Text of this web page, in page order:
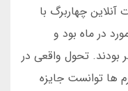
چهاربرگ با
فقط چند مورد در ماه بود و
بودند. تحول واقعی در
ها توانست جایزه